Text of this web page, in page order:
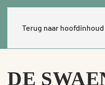
Terug naar hoofdinhoud
DE